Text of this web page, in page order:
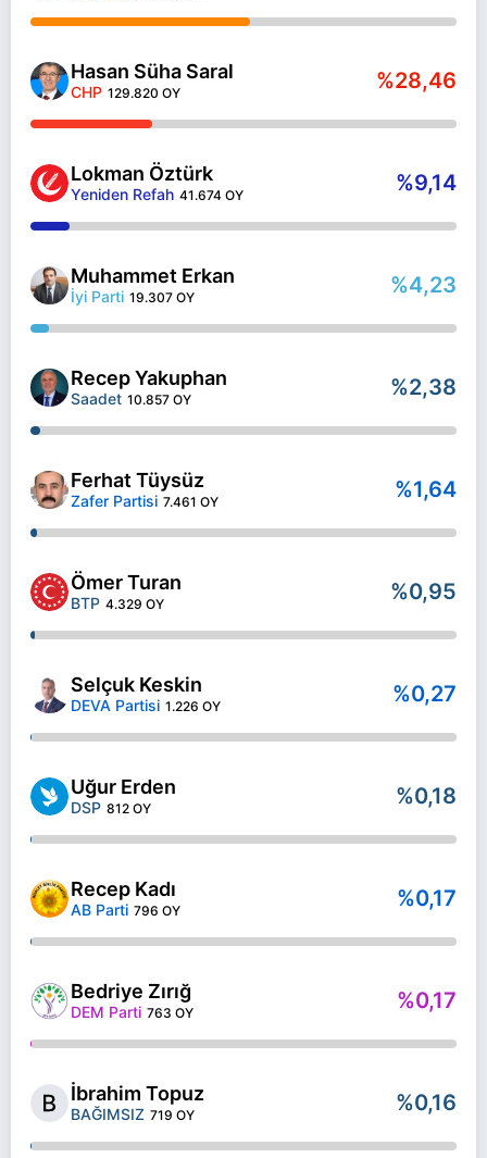
Hasan Süha Saral
CHP 129.820 OY %28,46
Lokman Öztürk
Yeniden Refah 41.674 OY %9,14
Muhammet Erkan
İyi Parti 19.307 OY %4,23
Recep Yakuphan
Saadet 10.857 OY %2,38
Ferhat Tüysüz
Zafer Partisi 7.461 OY %1,64
Ömer Turan
BTP 4.329 OY %0,95
Selçuk Keskin
DEVA Partisi 1.226 OY %0,27
Uğur Erden
DSP 812 OY %0,18
Recep Kadı
AB Parti 796 OY %0,17
Bedriye Zırığ
DEM Parti 763 OY %0,17
İbrahim Topuz
BAĞIMSIZ 719 OY %0,16